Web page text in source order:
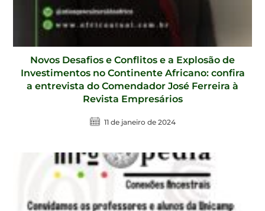
Novos Desafios e Conflitos e a Explosão de
Investimentos no Continente Africano: confira
a entrevista do Comendador José Ferreira à
Revista Empresários
11 de janeiro de 2024